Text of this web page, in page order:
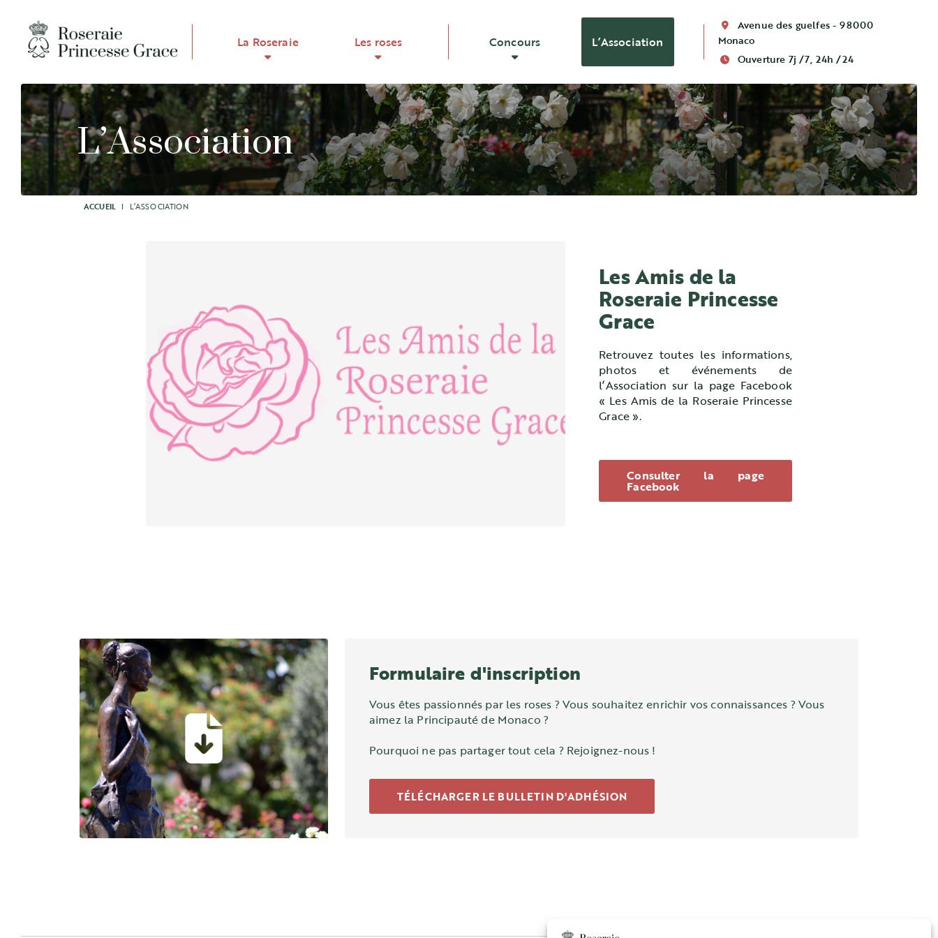
La Roseraie Les roses Concours L’Association
Avenue des guelfes - 98000
Monaco
Ouverture 7j /7, 24h /24
L’Association
ACCUEIL I L’ASSOCIATION
Les Amis de la
Roseraie Princesse
Grace
Retrouvez toutes les informations,
photos et événements de
l’Association sur la page Facebook
« Les Amis de la Roseraie Princesse
Grace ».
Consulter la page
Facebook
Formulaire d'inscription
Vous êtes passionnés par les roses ? Vous souhaitez enrichir vos connaissances ? Vous
aimez la Principauté de Monaco ?
Pourquoi ne pas partager tout cela ? Rejoignez-nous !
TÉLÉCHARGER LE BULLETIN D'ADHÉSION